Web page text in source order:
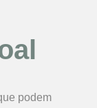
podem